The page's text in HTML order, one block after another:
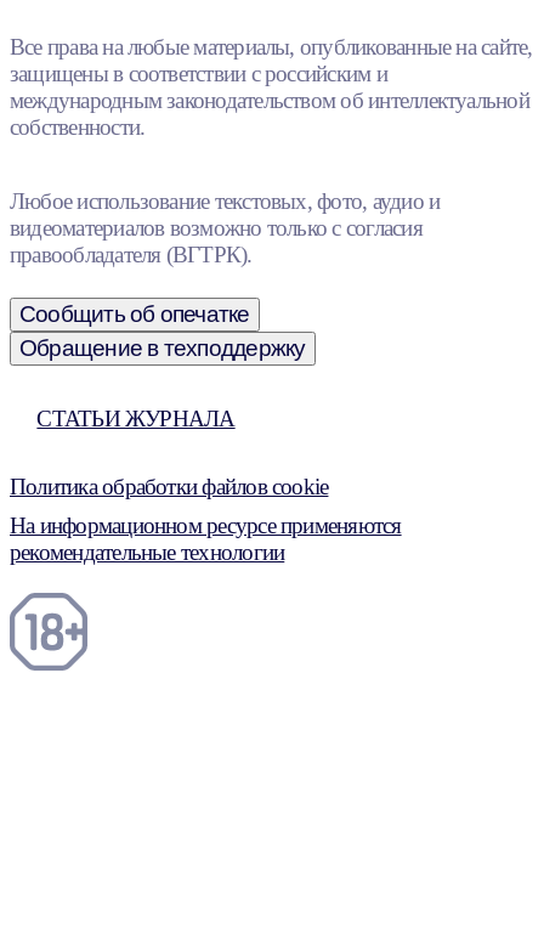
Все права на любые материалы, опубликованные на сайте,
защищены в соответствии с российским и
международным законодательством об интеллектуальной
собственности.
Любое использование текстовых, фото, аудио и
видеоматериалов возможно только с согласия
правообладателя (ВГТРК).
Сообщить об опечатке
Обращение в техподдержку
СТАТЬИ ЖУРНАЛА
Политика обработки файлов cookie
На информационном ресурсе применяются
рекомендательные технологии